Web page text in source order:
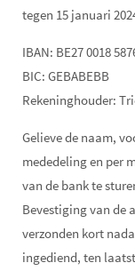
tegen 15 januari
IBAN: BE27 0018
BIC: GEBABEBB
Rekeninghouder:
Gelieve de naam,
mededeling en per
van de bank te
Bevestiging van de
verzonden kort
ingediend, ten